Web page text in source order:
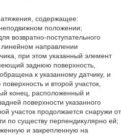
содержащее:
положении;
возвратно-поступательного
направлении
при этом указанный элемент
заднюю поверхность,
к указанному датчику, и
и второй участок,
конец, расположенный и
поверхности указанного
участок продолжается снаружи от
по существу перпендикулярно ей;
и закрепленную на